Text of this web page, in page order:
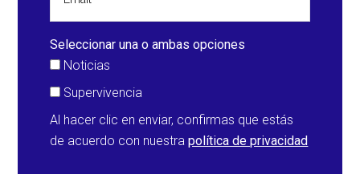
Seleccionar una o ambas opciones
Noticias
Supervivencia
Al hacer clic en enviar, confirmas que estás
de acuerdo con nuestrapolítica de privacidad